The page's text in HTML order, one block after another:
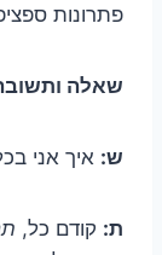
פתרונות
שאלה ותשובה
ש: איך אני
ת: קודם כל,